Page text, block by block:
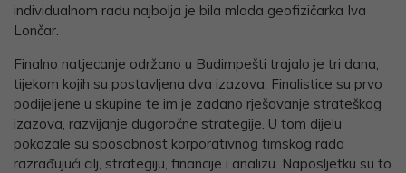
individualnom radu najbolja je bila mlada geofizičarka Iva
Lončar.
Finalno natjecanje održano u Budimpešti trajalo je tri dana,
tijekom kojih su postavljena dva izazova. Finalistice su prvo
podijeljene u skupine te im je zadano rješavanje strateškog
izazova, razvijanje dugoročne strategije. U tom dijelu
pokazale su sposobnost korporativnog timskog rada
razrađujući cilj, strategiju, financije i analizu. Naposljetku su to